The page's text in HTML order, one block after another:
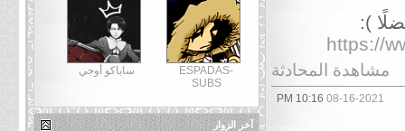
):
https://
مشاهدة المحادثة
08-16-2021
10:16 PM
ESPADAS-
SUBS
ساباكو أوجي
آخر الزوار